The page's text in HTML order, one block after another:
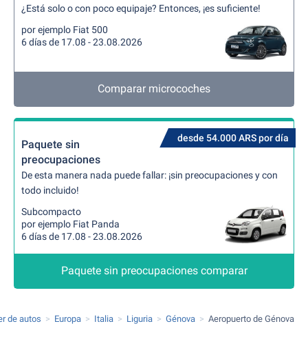
¿Está solo o con poco equipaje? Entonces, ¡es suficiente!
por ejemplo Fiat 500
6 días de 17.08 - 23.08.2026
Comparar microcoches
desde 54.000 ARS por día
Paquete sin
preocupaciones
De esta manera nada puede fallar: ¡sin preocupaciones y con
todo incluido!
Subcompacto
por ejemplo Fiat Panda
6 días de 17.08 - 23.08.2026
Paquete sin preocupaciones comparar
de autos Europa Italia Liguria Génova Aeropuerto de Génova